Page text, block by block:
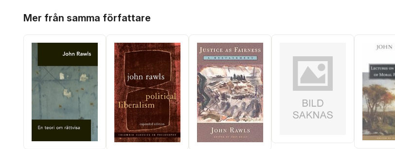
Mer från samma författare